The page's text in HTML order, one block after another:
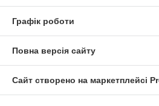
Графік роботи
Повна версія сайту
Сайт створено на маркетплейсі